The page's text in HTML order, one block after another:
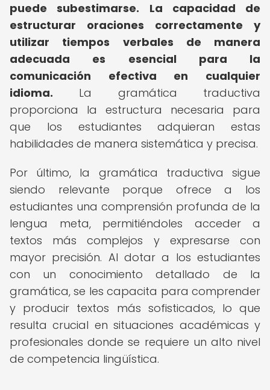
puede subestimarse.
La capacidad de
estructurar oraciones correctamente y
utilizar tiempos verbales de manera
adecuada es esencial para la
comunicación efectiva en cualquier
idioma. La gramática traductiva
proporciona la estructura necesaria para
que los estudiantes adquieran estas
habilidades de manera sistemática y precisa.
Por último, la gramática traductiva sigue
siendo relevante porque ofrece a los
estudiantes una comprensión profunda de la
lengua meta, permitiéndoles acceder a
textos más complejos y expresarse con
mayor precisión. Al dotar a los estudiantes
con un conocimiento detallado de la
gramática, se les capacita para comprender
y producir textos más sofisticados, lo que
resulta crucial en situaciones académicas y
profesionales donde se requiere un alto nivel
de competencia lingüística.